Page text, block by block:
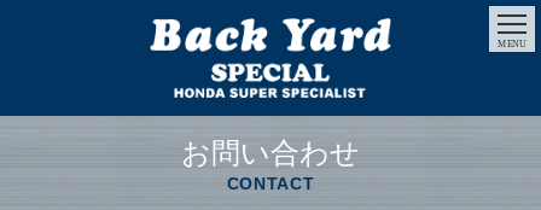
MENU
お問い合わせ
CONTACT